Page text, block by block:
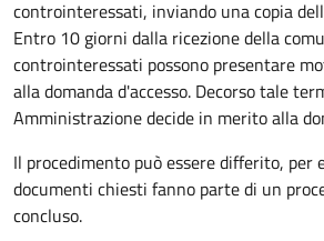
controinteressati, inviando una copia
Entro 10 giorni dalla ricezione della
controinteressati possono presentare
alla domanda d'accesso. Decorso tale
Amministrazione decide in merito alla
Il procedimento può essere differito, per
documenti chiesti fanno parte di un
concluso.